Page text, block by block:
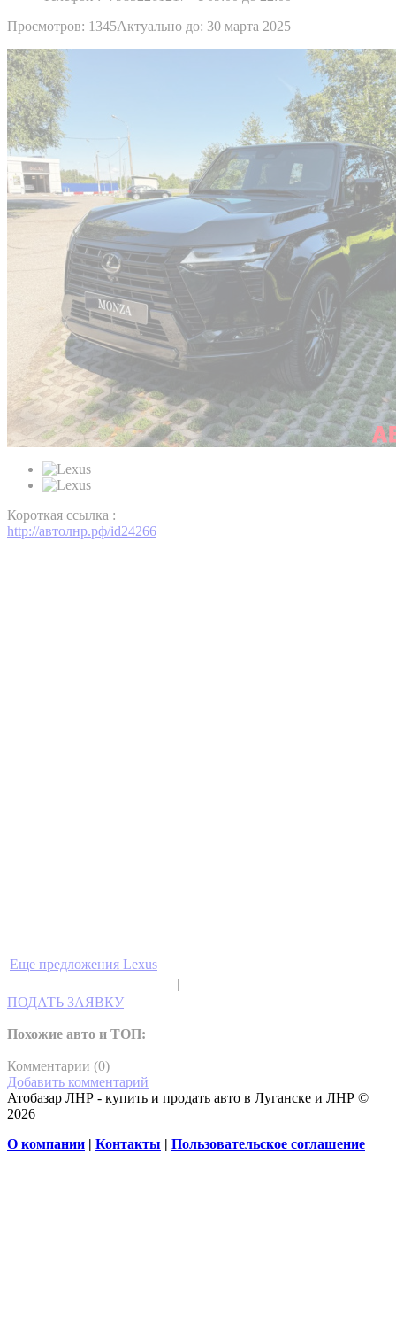
Просмотров: 1345Актуально до: 30 марта 2025
Короткая ссылка :
http://автолнр.рф/id24266
Еще предложения Lexus
|
ПОДАТЬ ЗАЯВКУ
Похожие авто и ТОП:
Комментарии (0)
Добавить комментарий
Атобазар ЛНР - купить и продать авто в Луганске и ЛНР ©
2026
О компании | Контакты | Пользовательское соглашение